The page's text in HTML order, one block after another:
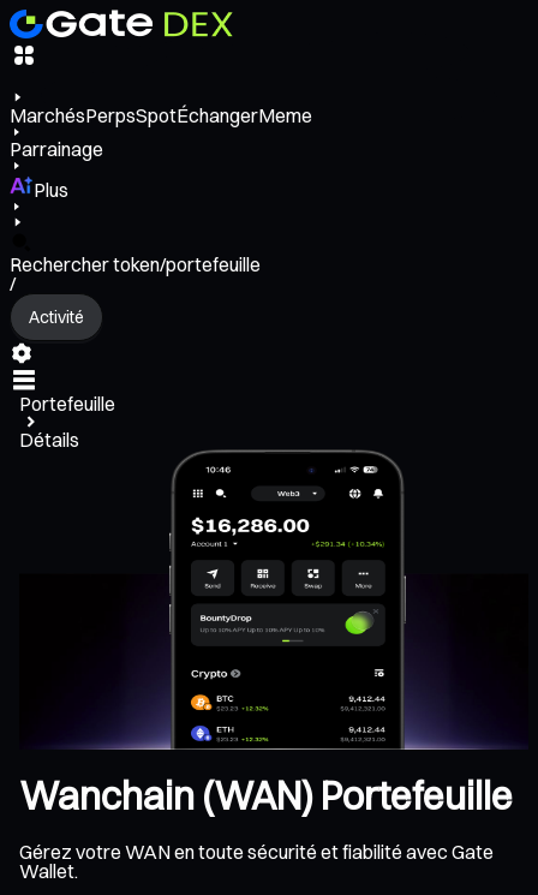
MarchésPerpsSpotÉchangerMeme
Parrainage
Plus
Rechercher token/portefeuille
/
Activité
Portefeuille
Détails
Wanchain (WAN) Portefeuille
Gérez votre WAN en toute sécurité et fiabilité avec Gate
Wallet.